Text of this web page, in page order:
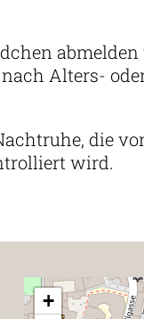
abmelden
Alters-
die
wird.
+